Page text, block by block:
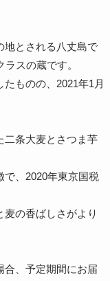
地とされる八丈島で
スの蔵です。
ものの、2021年1月
二条大麦とさつま芋
で、2020年東京国税
の香ばしさがより
、予定期間にお届